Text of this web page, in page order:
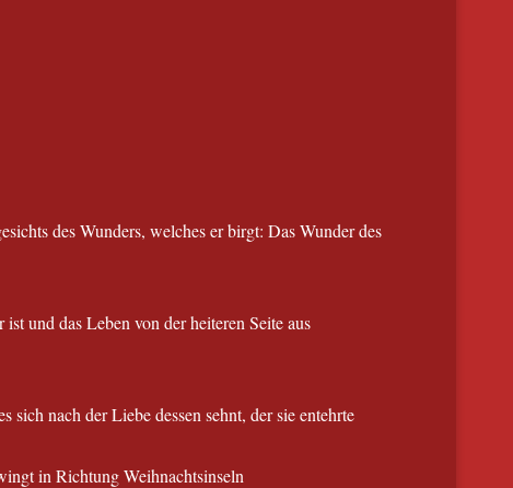
des Wunders, welches er birgt: Das Wunder des
und das Leben von der heiteren Seite aus
nach der Liebe dessen sehnt, der sie entehrte
in Richtung Weihnachtsinseln